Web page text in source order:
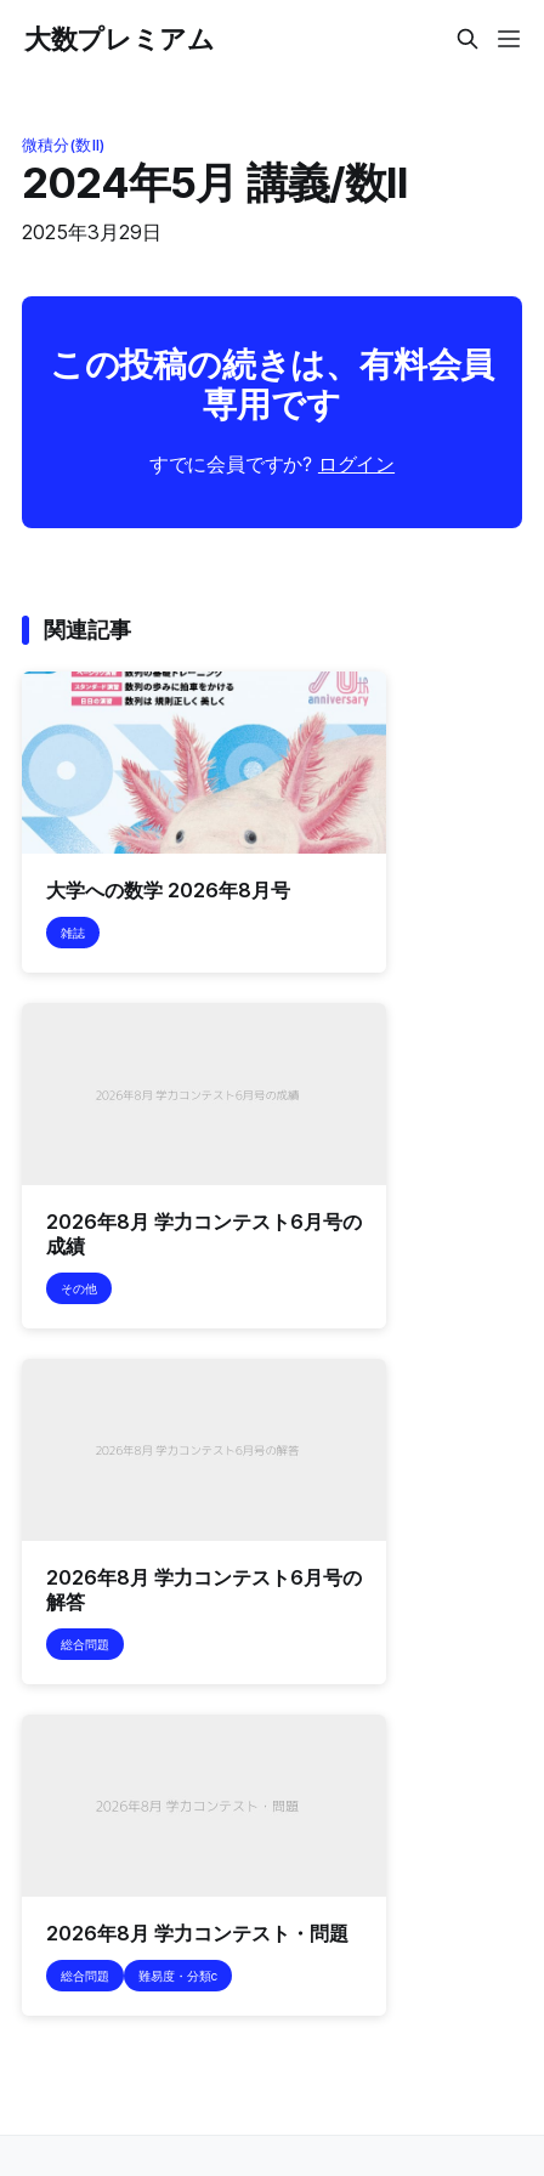
大数プレミアム
微積分(数II)
2024年5月 講義/数II
2025年3月29日
この投稿の続きは、有料会員
専用です
すでに会員ですか? ログイン
関連記事
大学への数学 2026年8月号
雑誌
2026年8月 学力コンテスト6月号の
成績
その他
2026年8月 学力コンテスト6月号の
解答
総合問題
2026年8月 学力コンテスト・問題
総合問題 難易度・分類c